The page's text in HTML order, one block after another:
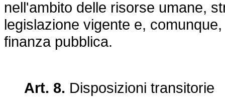
nell'ambito delle risorse umane,
legislazione vigente e,
finanza pubblica.
Art. 8. Disposizioni transitorie